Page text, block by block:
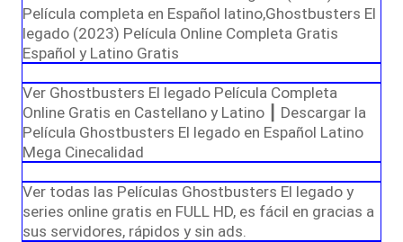
Película completa en Español latino,Ghostbusters El
legado (2023) Película Online Completa Gratis
Español y Latino Gratis
Ver Ghostbusters El legado Película Completa
Online Gratis en Castellano y Latino ┃ Descargar la
Película Ghostbusters El legado en Español Latino
Mega Cinecalidad
Ver todas las Películas Ghostbusters El legado y
series online gratis en FULL HD, es fácil en gracias a
sus servidores, rápidos y sin ads.